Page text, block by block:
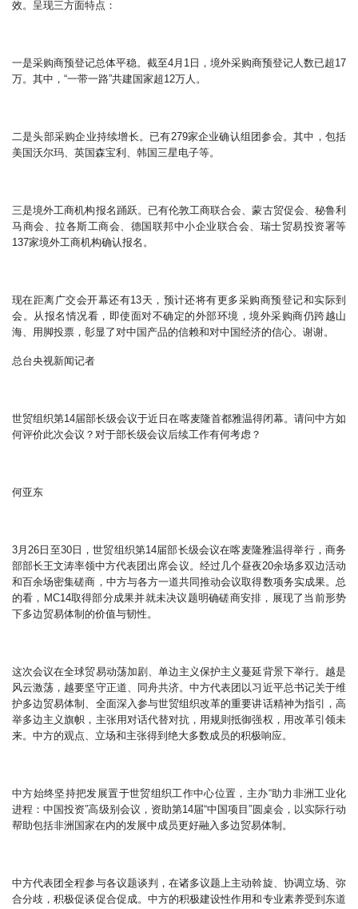
效。呈现三方面特点：
一是采购商预登记总体平稳。截至4月1日，境外采购商预登记人数已超17
万。其中，“一带一路”共建国家超12万人。
二是头部采购企业持续增长。已有279家企业确认组团参会。其中，包括
美国沃尔玛、英国森宝利、韩国三星电子等。
三是境外工商机构报名踊跃。已有伦敦工商联合会、蒙古贸促会、秘鲁利
马商会、拉各斯工商会、德国联邦中小企业联合会、瑞士贸易投资署等
137家境外工商机构确认报名。
现在距离广交会开幕还有13天，预计还将有更多采购商预登记和实际到
会。从报名情况看，即使面对不确定的外部环境，境外采购商仍跨越山
海、用脚投票，彰显了对中国产品的信赖和对中国经济的信心。谢谢。
总台央视新闻记者
世贸组织第14届部长级会议于近日在喀麦隆首都雅温得闭幕。请问中方如
何评价此次会议？对于部长级会议后续工作有何考虑？
何亚东
3月26日至30日，世贸组织第14届部长级会议在喀麦隆雅温得举行，商务
部部长王文涛率领中方代表团出席会议。经过几个昼夜20余场多双边活动
和百余场密集磋商，中方与各方一道共同推动会议取得数项务实成果。总
的看，MC14取得部分成果并就未决议题明确磋商安排，展现了当前形势
下多边贸易体制的价值与韧性。
这次会议在全球贸易动荡加剧、单边主义保护主义蔓延背景下举行。越是
风云激荡，越要坚守正道、同舟共济。中方代表团以习近平总书记关于维
护多边贸易体制、全面深入参与世贸组织改革的重要讲话精神为指引，高
举多边主义旗帜，主张用对话代替对抗，用规则抵御强权，用改革引领未
来。中方的观点、立场和主张得到绝大多数成员的积极响应。
中方始终坚持把发展置于世贸组织工作中心位置，主办“助力非洲工业化
进程：中国投资”高级别会议，资助第14届“中国项目”圆桌会，以实际行动
帮助包括非洲国家在内的发展中成员更好融入多边贸易体制。
中方代表团全程参与各议题谈判，在诸多议题上主动斡旋、协调立场、弥
合分歧，积极促谈促合促成。中方的积极建设性作用和专业素养受到东道